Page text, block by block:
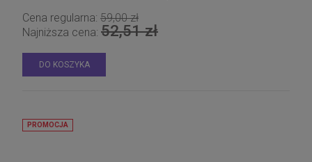
Cena regularna: 59,00 zł
Najniższa cena: 52,51 zł
DO KOSZYKA
PROMOCJA